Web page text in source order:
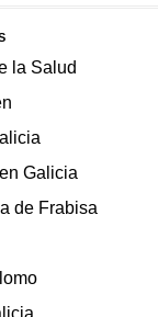
la Salud
Galicia
de Frabisa